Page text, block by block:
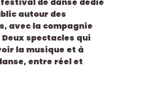
autour des
avec la compagnie
Deux spectacles qui
la musique et à
entre réel et